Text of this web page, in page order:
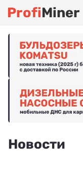
ProfiMiner
Новости